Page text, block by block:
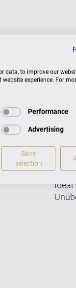
Ideal
data, to improve our
experience. For
Performance
Advertising
Save
selection